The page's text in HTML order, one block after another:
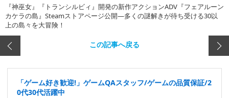
『神巫女』『トランシルビィ』開発の新作アクションADV『フェアルーン
カケラの島』Steamストアページ公開―多くの謎解きが待ち受ける30以
上の島々を大冒険！
この記事へ戻る
「ゲーム好き歓迎!」ゲームQAスタッフ/ゲームの品質保証/2
0代30代活躍中